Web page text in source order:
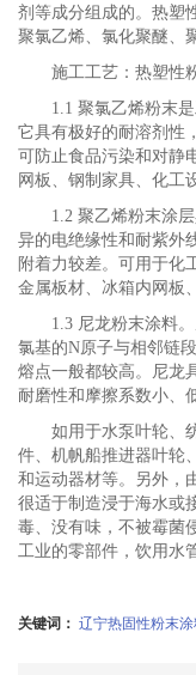
剂等成分组成的。热塑
聚氯乙烯、氯化聚醚、
施工工艺：热塑性
1.1 聚氯乙烯粉末
它具有极好的耐溶剂性
可防止食品污染和对静
网板、钢制家具、化工
1.2 聚乙烯粉末涂
异的电绝缘性和耐紫外
附着力较差。可用于化
金属板材、冰箱内网板
1.3 尼龙粉末涂料
氯基的N原子与相邻链
熔点一般都较高。尼龙
耐磨性和摩擦系数小、
如用于水泵叶轮、
件、机帆船推进器叶轮
和运动器材等。另外，
很适于制造浸于海水或
毒、没有味，不被霉菌
工业的零部件，饮用水
关键词： 辽宁热固性粉末